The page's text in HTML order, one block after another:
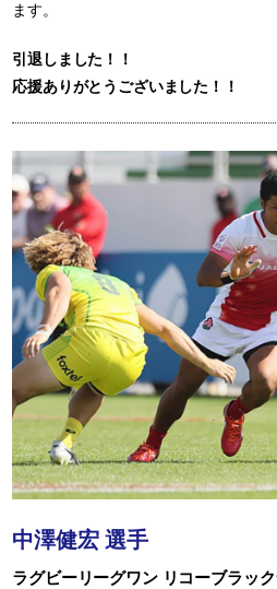
ます。
引退しました！！
応援ありがとうございました！！
中澤健宏 選手
ラグビーリーグワン リコーブラッ